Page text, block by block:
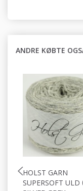
ANDRE KØBTE
HOLST GARN
SUPERSOFT ULD